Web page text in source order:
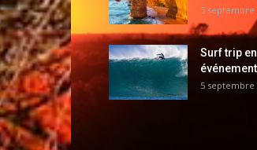
5 septembre
Surf trip
5 septembre